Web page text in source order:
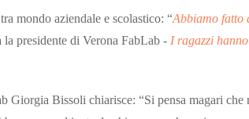
tra mondo aziendale e scolastico: “Abbiamo fatto
la presidente di Verona FabLab - I ragazzi
Giorgia Bissoli chiarisce: “Si pensa magari